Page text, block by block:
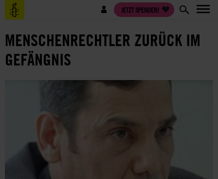
Direkt
zum
Benutzermenü JETZT SPENDEN!
MENSCHENRECHTLER ZURÜCK IM
GEFÄNGNIS